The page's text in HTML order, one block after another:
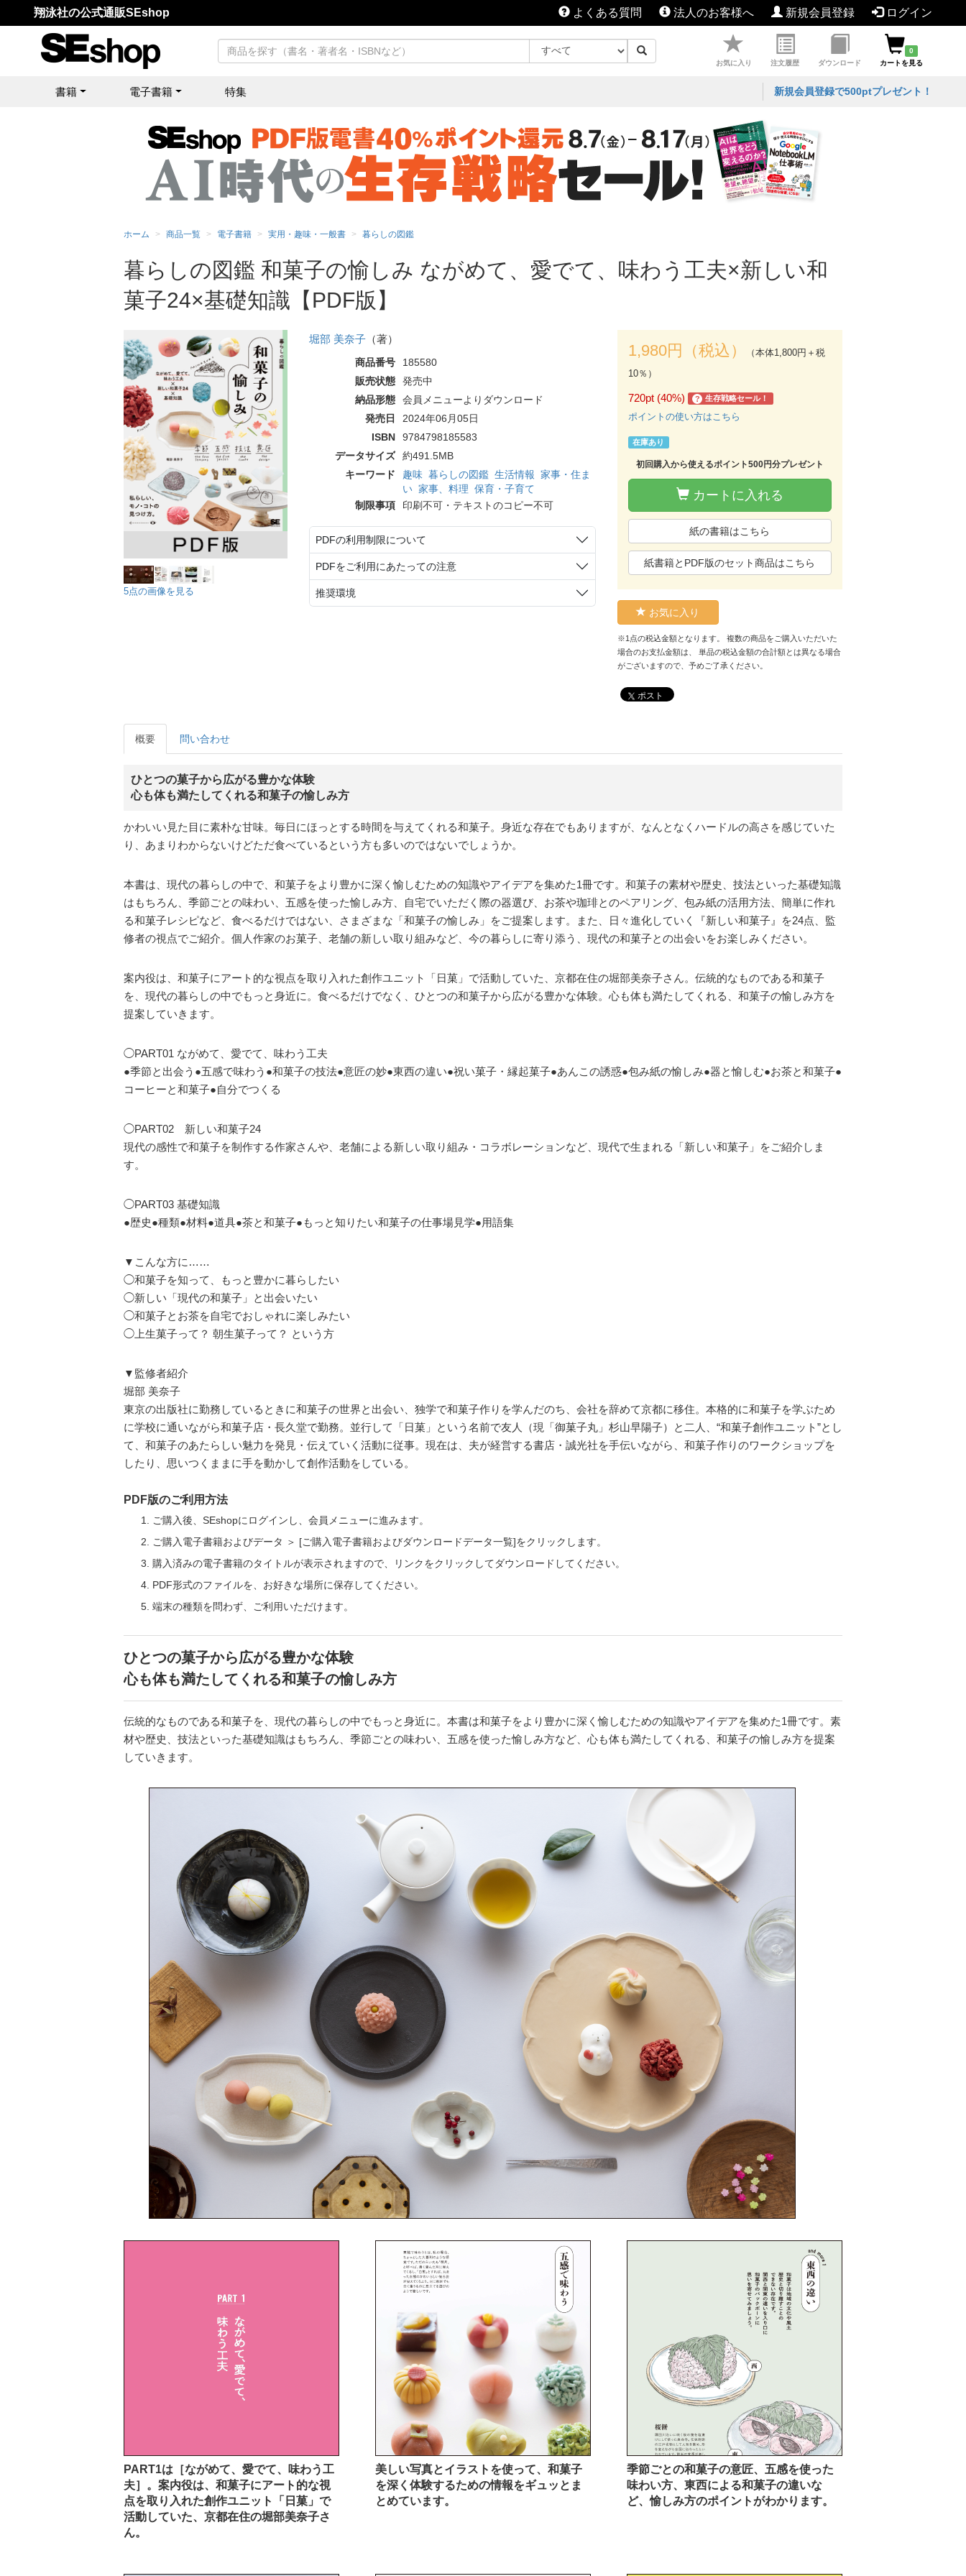
翔泳社の公式通販SEshop よくある質問 法人のお客様へ 新規会員登録 ログイン
お気に入り 注文履歴 ダウンロード
0
カートを見る
書籍 電子書籍 特集 新規会員登録で500ptプレゼント！
ホーム 商品一覧 電子書籍 実用・趣味・一般書 暮らしの図鑑
暮らしの図鑑 和菓子の愉しみ ながめて、愛でて、味わう工夫×新しい和
菓子24×基礎知識【PDF版】
5点の画像を見る
堀部 美奈子（著）
商品番号
185580
販売状態
発売中
納品形態
会員メニューよりダウンロード
発売日
2024年06月05日
ISBN
9784798185583
データサイズ
約491.5MB
キーワード
趣味 暮らしの図鑑 生活情報 家事・住ま
い 家事、料理 保育・子育て
制限事項
印刷不可・テキストのコピー不可
PDFの利用制限について
PDFをご利用にあたっての注意
推奨環境
1,980円（税込）
（本体1,800円＋税
10％）
720pt (40%) ? 生存戦略セール！
ポイントの使い方はこちら
在庫あり
初回購入から使えるポイント500円分プレゼント
カートに入れる
紙の書籍はこちら
紙書籍とPDF版のセット商品はこちら
お気に入り
※1点の税込金額となります。 複数の商品をご購入いただいた
場合のお支払金額は、 単品の税込金額の合計額とは異なる場合
がございますので、予めご了承ください。
ポスト
概要 問い合わせ
ひとつの菓子から広がる豊かな体験
心も体も満たしてくれる和菓子の愉しみ方
かわいい見た目に素朴な甘味。毎日にほっとする時間を与えてくれる和菓子。身近な存在でもありますが、なんとなくハードルの高さを感じていた
り、あまりわからないけどただ食べているという方も多いのではないでしょうか。
本書は、現代の暮らしの中で、和菓子をより豊かに深く愉しむための知識やアイデアを集めた1冊です。和菓子の素材や歴史、技法といった基礎知識
はもちろん、季節ごとの味わい、五感を使った愉しみ方、自宅でいただく際の器選び、お茶や珈琲とのペアリング、包み紙の活用方法、簡単に作れ
る和菓子レシピなど、食べるだけではない、さまざまな「和菓子の愉しみ」をご提案します。また、日々進化していく『新しい和菓子』を24点、監
修者の視点でご紹介。個人作家のお菓子、老舗の新しい取り組みなど、今の暮らしに寄り添う、現代の和菓子との出会いをお楽しみください。
案内役は、和菓子にアート的な視点を取り入れた創作ユニット「日菓」で活動していた、京都在住の堀部美奈子さん。伝統的なものである和菓子
を、現代の暮らしの中でもっと身近に。食べるだけでなく、ひとつの和菓子から広がる豊かな体験。心も体も満たしてくれる、和菓子の愉しみ方を
提案していきます。
◯PART01 ながめて、愛でて、味わう工夫
●季節と出会う●五感で味わう●和菓子の技法●意匠の妙●東西の違い●祝い菓子・縁起菓子●あんこの誘惑●包み紙の愉しみ●器と愉しむ●お茶と和菓子●
コーヒーと和菓子●自分でつくる
◯PART02 新しい和菓子24
現代の感性で和菓子を制作する作家さんや、老舗による新しい取り組み・コラボレーションなど、現代で生まれる「新しい和菓子」をご紹介しま
す。
◯PART03 基礎知識
●歴史●種類●材料●道具●茶と和菓子●もっと知りたい和菓子の仕事場見学●用語集
▼こんな方に……
◯和菓子を知って、もっと豊かに暮らしたい
◯新しい「現代の和菓子」と出会いたい
◯和菓子とお茶を自宅でおしゃれに楽しみたい
◯上生菓子って？ 朝生菓子って？ という方
▼監修者紹介
堀部 美奈子
東京の出版社に勤務しているときに和菓子の世界と出会い、独学で和菓子作りを学んだのち、会社を辞めて京都に移住。本格的に和菓子を学ぶため
に学校に通いながら和菓子店・長久堂で勤務。並行して「日菓」という名前で友人（現「御菓子丸」杉山早陽子）と二人、“和菓子創作ユニット”とし
て、和菓子のあたらしい魅力を発見・伝えていく活動に従事。現在は、夫が経営する書店・誠光社を手伝いながら、和菓子作りのワークショップを
したり、思いつくままに手を動かして創作活動をしている。
PDF版のご利用方法
ご購入後、SEshopにログインし、会員メニューに進みます。
ご購入電子書籍およびデータ ＞ [ご購入電子書籍およびダウンロードデータ一覧]をクリックします。
購入済みの電子書籍のタイトルが表示されますので、リンクをクリックしてダウンロードしてください。
PDF形式のファイルを、お好きな場所に保存してください。
端末の種類を問わず、ご利用いただけます。
ひとつの菓子から広がる豊かな体験
心も体も満たしてくれる和菓子の愉しみ方
伝統的なものである和菓子を、現代の暮らしの中でもっと身近に。本書は和菓子をより豊かに深く愉しむための知識やアイデアを集めた1冊です。素
材や歴史、技法といった基礎知識はもちろん、季節ごとの味わい、五感を使った愉しみ方など、心も体も満たしてくれる、和菓子の愉しみ方を提案
していきます。
PART1は［ながめて、愛でて、味わう工
夫］。案内役は、和菓子にアート的な視
点を取り入れた創作ユニット「日菓」で
活動していた、京都在住の堀部美奈子さ
ん。
美しい写真とイラストを使って、和菓子
を深く体験するための情報をギュッとま
とめています。
季節ごとの和菓子の意匠、五感を使った
味わい方、東西による和菓子の違いな
ど、愉しみ方のポイントがわかります。